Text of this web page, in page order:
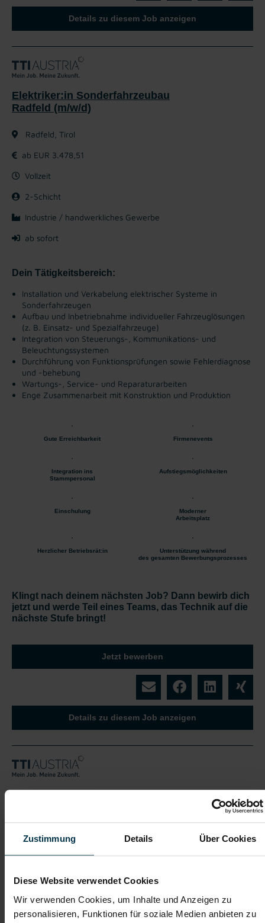
Zustimmung Details Über Cookies
Diese Website verwendet Cookies
Wir verwenden Cookies, um Inhalte und Anzeigen zu
personalisieren, Funktionen für soziale Medien anbieten zu
Details zu diesem Job anzeigen
Elektriker:in Sonderfahrzeubau
Radfeld (m/w/d)
Radfeld, Tirol
ab EUR 3.478,51
Vollzeit
2-Schicht
Industrie / handwerkliches Gewerbe
ab sofort
Dein Tätigkeitsbereich:
Installation und Verkabelung elektrischer Systeme in
Sonderfahrzeugen
Aufbau und Inbetriebnahme individueller Fahrzeuglösungen
(z. B. Einsatz- und Spezialfahrzeuge)
Integration von Steuerungs-, Kommunikations- und
Beleuchtungssystemen
Durchführung von Funktionsprüfungen sowie Fehlerdiagnose
und -behebung
Wartungs-, Service- und Reparaturarbeiten
Enge Zusammenarbeit mit Konstruktion und Produktion
Gute Erreichbarkeit Firmenevents
Integration ins
Stammpersonal
Aufstiegsmöglichkeiten
Einschulung
Moderner
Arbeitsplatz
Herzlicher Betriebsrät:in
Unterstützung während
des gesamten Bewerbungsprozesses
Klingt nach deinem nächsten Job? Dann bewirb dich
jetzt und werde Teil eines Teams, das Technik auf die
nächste Stufe bringt!
Jetzt bewerben
Details zu diesem Job anzeigen
Monteur:in im Sonderfahrzeugbau
Radfeld, Tirol
ab EUR 3.478,51
Industrie / handwerkliches Gewerbe